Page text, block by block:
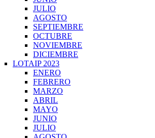
JULIO
AGOSTO
SEPTIEMBRE
OCTUBRE
NOVIEMBRE
DICIEMBRE
LOTAIP 2023
ENERO
FEBRERO
MARZO
ABRIL
MAYO
JUNIO
JULIO